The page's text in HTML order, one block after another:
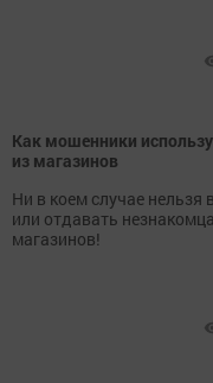
Как мошенники
из магазинов
Ни в коем случае
или отдавать
магазинов!